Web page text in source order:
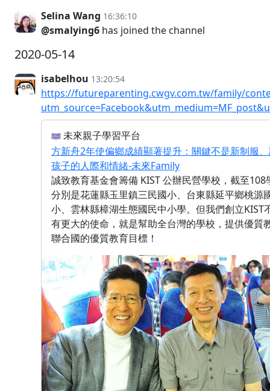
Selina Wang 16:36:10
@smalying6 has joined the channel
2020-05-14
isabelhou 13:20:54
https://futureparenting.cwgv.com.tw/family/
未來親子學習平台
方新舟2年使偏鄉成績顯著提升：關鍵不是新制服
孩子的人際和情緒-未來Family
誠致教育基金會籌備 KIST 公辦民營學校，截至
分別是花蓮縣玉里鎮三民國小、台東縣延平鄉桃源
小、雲林縣樟湖生態國民中小學。但我們創立KIST
有更大的使命，就是幫助全台灣的學校，提供優質
聯合國的優質教育目標！